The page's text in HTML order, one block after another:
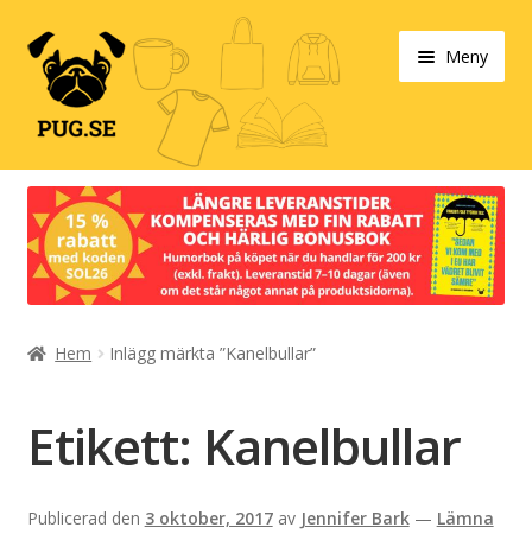
Hoppa
till
navigering
Hoppa
till
innehåll
Meny
Varukorg
Våra produkter
Designa själv!
Böcker
Hem Inlägg märkta ”Kanelbullar”
Etikett: Kanelbullar
Publicerad den 3 oktober, 2017 av Jennifer Bark — Lämna